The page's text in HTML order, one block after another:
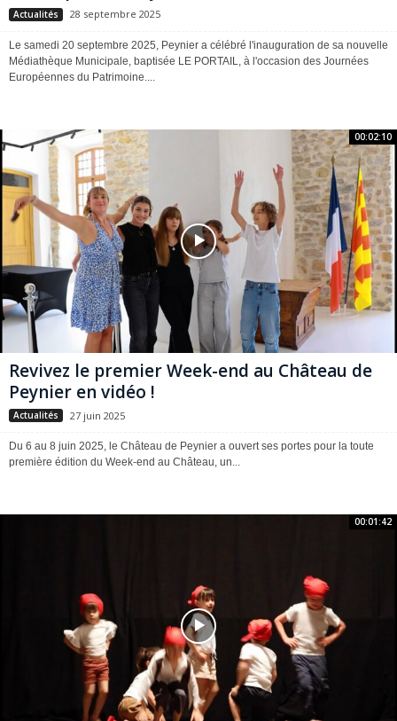
Actualités 28 septembre 2025
Le samedi 20 septembre 2025, Peynier a célébré l'inauguration de sa nouvelle
Médiathèque Municipale, baptisée LE PORTAIL, à l'occasion des Journées
Européennes du Patrimoine....
00:02:10
Revivez le premier Week-end au Château de
Peynier en vidéo !
Actualités 27 juin 2025
Du 6 au 8 juin 2025, le Château de Peynier a ouvert ses portes pour la toute
première édition du Week-end au Château, un...
00:01:42